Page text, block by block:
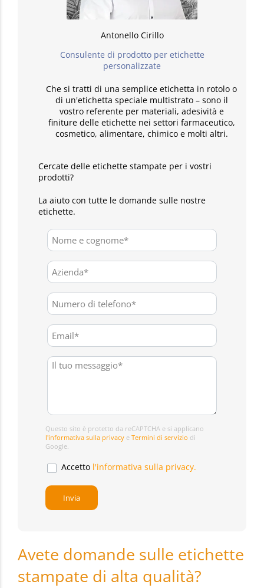
Antonello Cirillo
Consulente di prodotto per etichette
personalizzate
Che si tratti di una semplice etichetta in rotolo o
di un'etichetta speciale multistrato – sono il
vostro referente per materiali, adesività e
finiture delle etichette nei settori farmaceutico,
cosmetico, alimentare, chimico e molti altri.
Cercate delle etichette stampate per i vostri
prodotti?
La aiuto con tutte le domande sulle nostre
etichette.
Questo sito è protetto da reCAPTCHA e si applicano
l'informativa sulla privacy e Termini di servizio di
Google.
Accetto l'informativa sulla privacy.
Avete domande sulle etichette
stampate di alta qualità?